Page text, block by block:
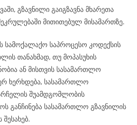
გზავნილი გაიგზავნა მხარეთა
მითითებულ მისამართზე.
სამოქალაქო საპროცესო კოდექსის
თანახმად, თუ მოპასუხის
ან მისთვის სასამართლო
ხერხდება, სასამართლო
შუამდგომლობის
განჩინება სასამართლო გზავნილის